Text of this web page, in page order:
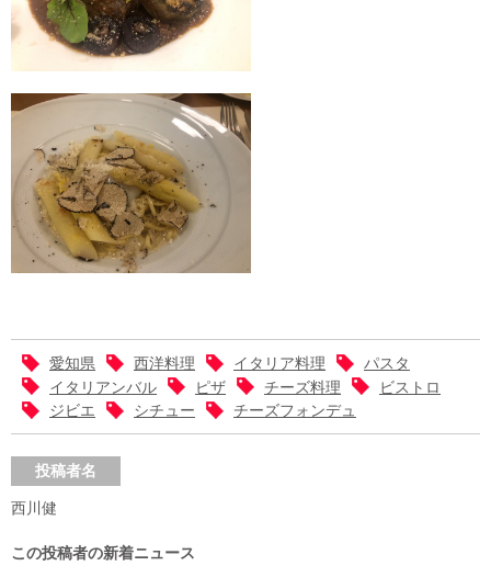
愛知県 西洋料理 イタリア料理
パスタ
イタリアンバル
ピザ チーズ料理
ビストロ
ジビエ
シチュー チーズフォンデュ
投稿者名
西川健
この投稿者の新着ニュース